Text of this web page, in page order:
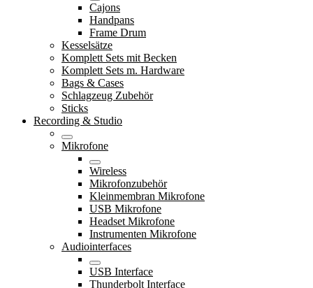
Cajons
Handpans
Frame Drum
Kesselsätze
Komplett Sets mit Becken
Komplett Sets m. Hardware
Bags & Cases
Schlagzeug Zubehör
Sticks
Recording & Studio
Mikrofone
Wireless
Mikrofonzubehör
Kleinmembran Mikrofone
USB Mikrofone
Headset Mikrofone
Instrumenten Mikrofone
Audiointerfaces
USB Interface
Thunderbolt Interface